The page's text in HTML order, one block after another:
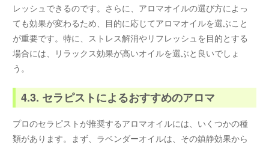
レッシュできるのです。さらに、アロマオイルの選び方によっ
ても効果が変わるため、目的に応じてアロマオイルを選ぶこと
が重要です。特に、ストレス解消やリフレッシュを目的とする
場合には、リラックス効果が高いオイルを選ぶと良いでしょ
う。
4.3. セラピストによるおすすめのアロマ
プロのセラピストが推奨するアロマオイルには、いくつかの種
類があります。まず、ラベンダーオイルは、その鎮静効果から